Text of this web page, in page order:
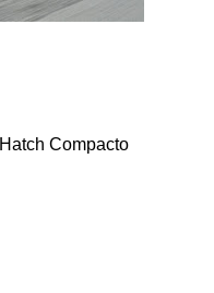
Hatch Compacto